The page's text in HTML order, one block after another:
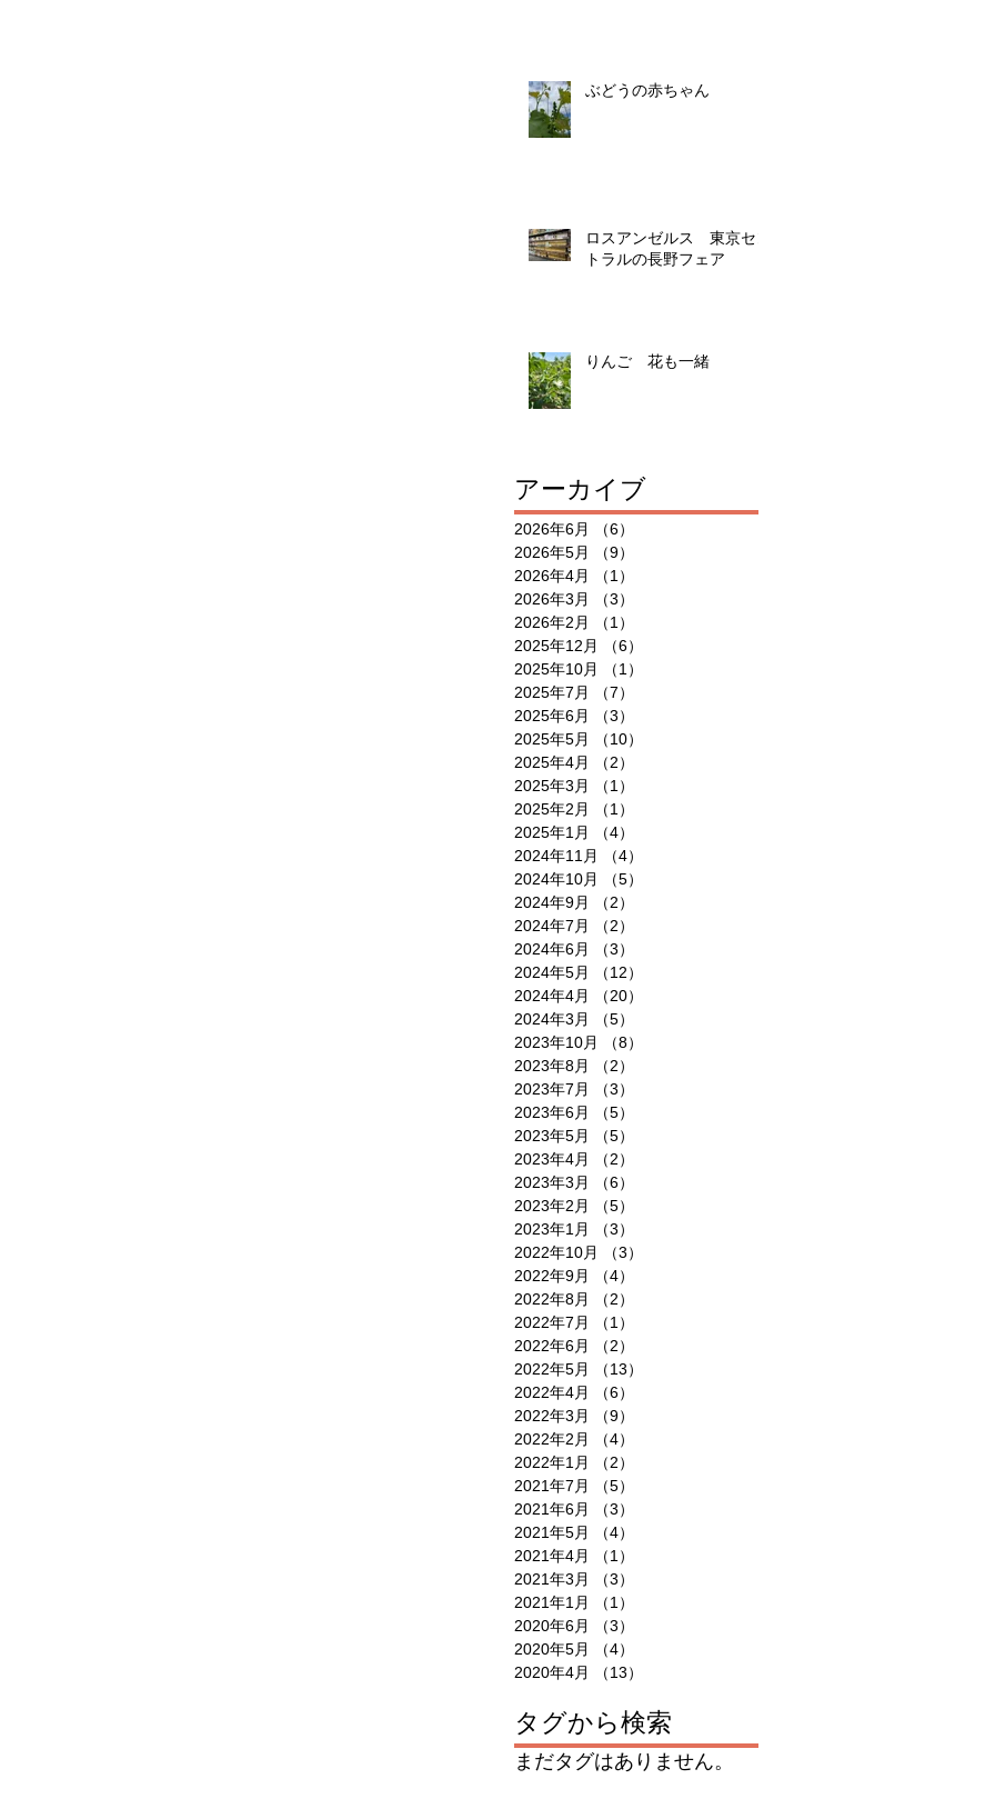
ぶどうの赤ちゃん
ロスアンゼルス 東京セン
トラルの長野フェア
りんご 花も一緒
アーカイブ
2026年6月 （6）
2026年5月
（9）
2026年4月
（1）
2026年3月
（3）
2026年2月
（1）
2025年12月
（6）
2025年10月
（1）
2025年7月
（7）
2025年6月
（3）
2025年5月
（10）
2025年4月
（2）
2025年3月
（1）
2025年2月
（1）
2025年1月
（4）
2024年11月
（4）
2024年10月
（5）
2024年9月
（2）
2024年7月
（2）
2024年6月
（3）
2024年5月
（12）
2024年4月
（20）
2024年3月
（5）
2023年10月
（8）
2023年8月
（2）
2023年7月
（3）
2023年6月
（5）
2023年5月
（5）
2023年4月
（2）
2023年3月
（6）
2023年2月
（5）
2023年1月
（3）
2022年10月
（3）
2022年9月
（4）
2022年8月
（2）
2022年7月
（1）
2022年6月
（2）
2022年5月
（13）
2022年4月
（6）
2022年3月
（9）
2022年2月
（4）
2022年1月
（2）
2021年7月
（5）
2021年6月
（3）
2021年5月
（4）
2021年4月
（1）
2021年3月
（3）
2021年1月
（1）
2020年6月
（3）
2020年5月
（4）
2020年4月
（13）
タグから検索
まだタグはありません。